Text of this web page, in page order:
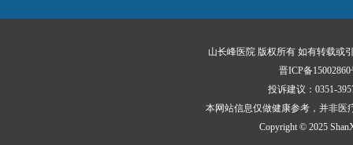
山长峰医院 版权所有 如有转载或
晋ICP备15002860
投诉建议：0351-
本网站信息仅做健康参考，并非医
Copyright © 2025